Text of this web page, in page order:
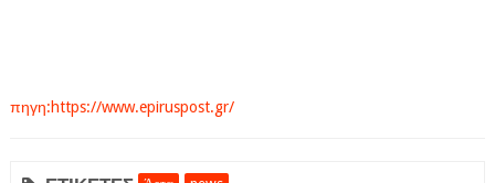
πηγη:https://www.epiruspost.gr/